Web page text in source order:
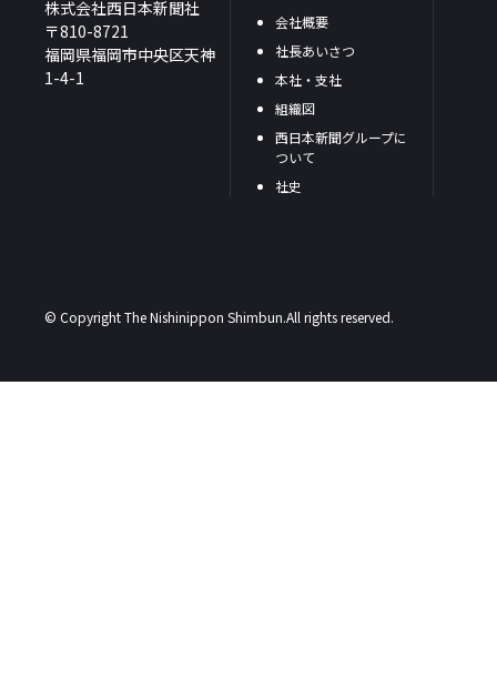
株式会社西日本新聞社
〒810-8721
福岡県福岡市中央区天神
1-4-1
会社概要
社長あいさつ
本社・支社
組織図
西日本新聞グループに
ついて
社史
© Copyright The Nishinippon Shimbun.All rights reserved.